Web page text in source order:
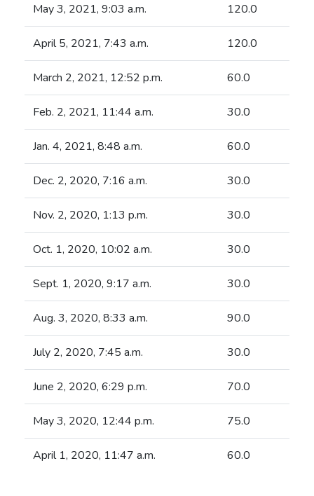
May 3, 2021, 9:03 a.m. 120.0
April 5, 2021, 7:43 a.m. 120.0
March 2, 2021, 12:52 p.m. 60.0
Feb. 2, 2021, 11:44 a.m. 30.0
Jan. 4, 2021, 8:48 a.m. 60.0
Dec. 2, 2020, 7:16 a.m. 30.0
Nov. 2, 2020, 1:13 p.m. 30.0
Oct. 1, 2020, 10:02 a.m. 30.0
Sept. 1, 2020, 9:17 a.m. 30.0
Aug. 3, 2020, 8:33 a.m. 90.0
July 2, 2020, 7:45 a.m. 30.0
June 2, 2020, 6:29 p.m. 70.0
May 3, 2020, 12:44 p.m. 75.0
April 1, 2020, 11:47 a.m. 60.0